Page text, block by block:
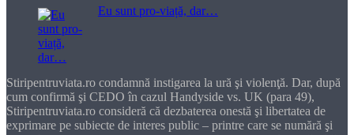
Eu sunt pro-viață, dar…
Stiripentruviata.ro condamnă instigarea la ură şi violenţă. Dar, după
cum confirmă şi CEDO în cazul Handyside vs. UK (para 49),
Stiripentruviata.ro consideră că dezbaterea onestă şi libertatea de
exprimare pe subiecte de interes public – printre care se numără şi